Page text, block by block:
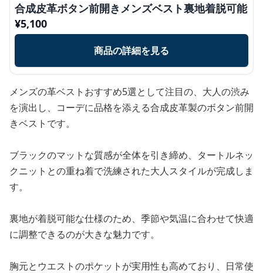
合成皮革ボタン前開きメンズベスト裏地着脱可能
¥5,100
商品の詳細を見る
メンズの革ベストおすすめ5選として注目の、大人の渋み
を演出し、コーデに品格を添える合成皮革製のボタン前開
きベストです。
ブラックのマットな質感が全体を引き締め、タートルネッ
クニットとの重ね着で洗練された大人スタイルが完成しま
す。
裏地が着脱可能な仕様のため、季節や気温に合わせて快適
に調整できるのが大きな魅力です。
胸元とウエストのポケットが実用性も高めており、日常使